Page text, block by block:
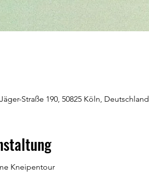
Straße 190, 50825 Köln, Deutschland
Kneipentour